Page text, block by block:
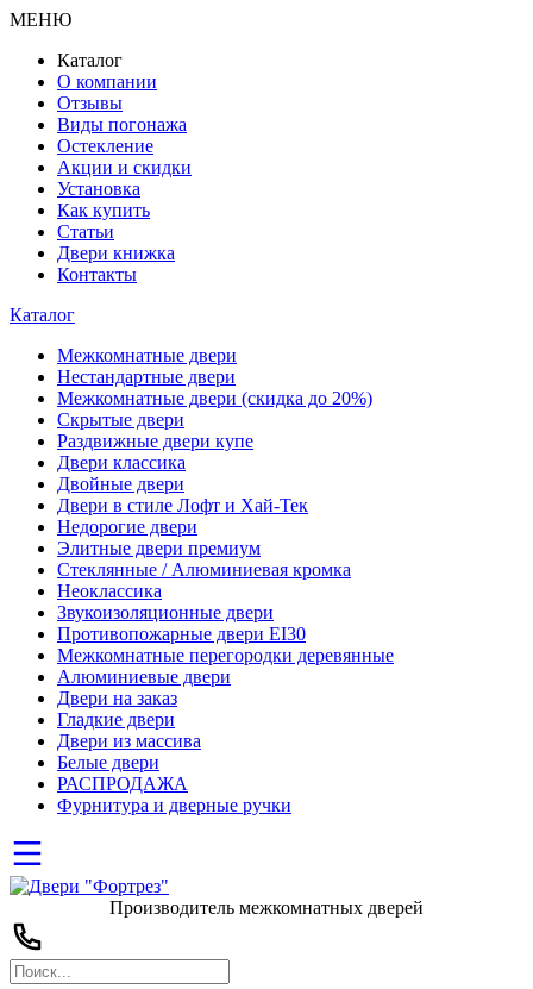
МЕНЮ
Каталог
О компании
Отзывы
Виды погонажа
Остекление
Акции и скидки
Установка
Как купить
Статьи
Двери книжка
Контакты
Каталог
Межкомнатные двери
Нестандартные двери
Межкомнатные двери (скидка до 20%)
Скрытые двери
Раздвижные двери купе
Двери классика
Двойные двери
Двери в стиле Лофт и Хай-Тек
Недорогие двери
Элитные двери премиум
Стеклянные / Алюминиевая кромка
Неоклассика
Звукоизоляционные двери
Противопожарные двери EI30
Межкомнатные перегородки деревянные
Алюминиевые двери
Двери на заказ
Гладкие двери
Двери из массива
Белые двери
РАСПРОДАЖА
Фурнитура и дверные ручки
Производитель межкомнатных дверей